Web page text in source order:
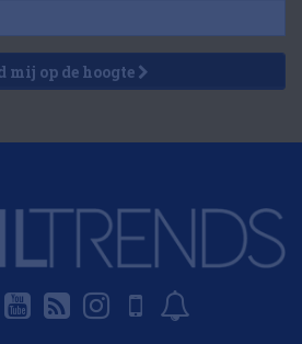
mij op de hoogte